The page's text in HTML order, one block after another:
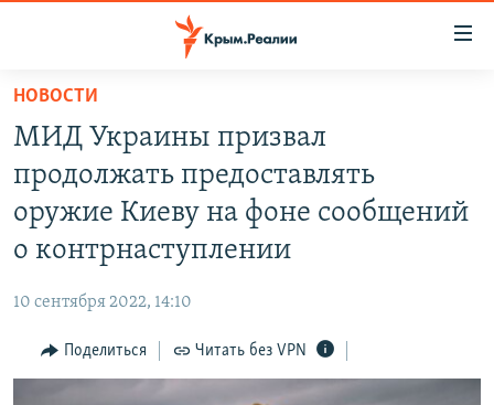
Вернуться
основному
содержанию
Вернутся
главной
Вернутся
поиску
СПЕЦПРОЕКТЫ
ВОДА
ИНТЕРАКТИВ
ИНФОГРАФИКА
ТЕЛЕПРОЕКТ КРЫМ.РЕАЛИИ
РАДІО СВОБОДА
КАК ОБОЙТИ БЛОКИРОВКУ
НОВОСТИ
МИД Украины призвал
продолжать предоставлять
оружие Киеву на фоне сообщений
о контрнаступлении
10 сентября 2022, 14:10
Поделиться Читать без VPN